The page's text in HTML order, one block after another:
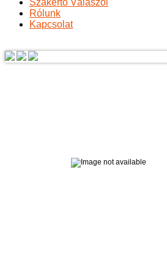
Szakértő Válaszol
Rólunk
Kapcsolat